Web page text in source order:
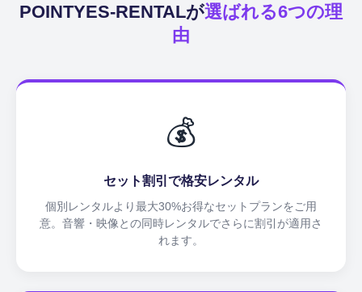
POINTYES-RENTALが選ばれる6つの理
由
💰
セット割引で格安レンタル
個別レンタルより最大30%お得なセットプランをご用
意。音響・映像との同時レンタルでさらに割引が適用さ
れます。